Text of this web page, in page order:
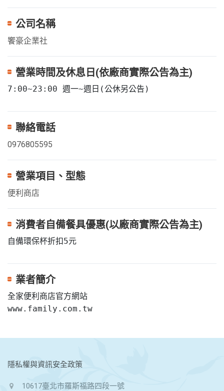
公司名稱
饗豪企業社
營業時間及休息日(依廠商實際公告為主)
7:00~23:00 週一~週日(公休另公告)
聯絡電話
0976805595
營業項目、型態
便利商店
消費者自備餐具優惠(以廠商實際公告為主)
自備環保杯折扣5元
業者簡介
全家便利商店官方網站
www.family.com.tw
:::
隱私權與資訊安全政策
10617臺北市羅斯福路四段一號